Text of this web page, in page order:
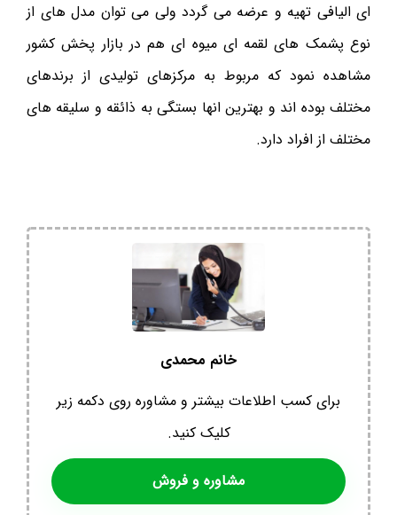
ای الیافی تهیه و عرضه می گردد ولی می توان مدل های از
نوع پشمک های لقمه ای میوه ای هم در بازار پخش کشور
مشاهده نمود که مربوط به مرکزهای تولیدی از برندهای
مختلف بوده اند و بهترین انها بستگی به ذائقه و سلیقه های
مختلف از افراد دارد.
خانم محمدی
برای کسب اطلاعات بیشتر و مشاوره روی دکمه زیر
کلیک کنید.
مشاوره و فروش